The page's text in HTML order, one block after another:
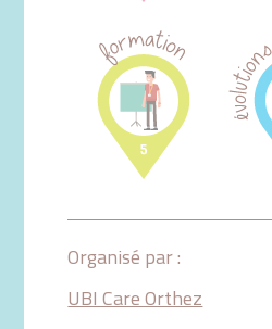
Organisé par :
UBI Care Orthez